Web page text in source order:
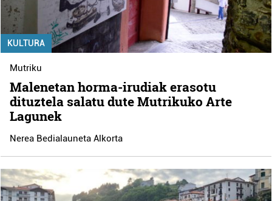
KULTURA
Mutriku
Malenetan horma-irudiak erasotu
dituztela salatu dute Mutrikuko Arte
Lagunek
Nerea Bedialauneta Alkorta